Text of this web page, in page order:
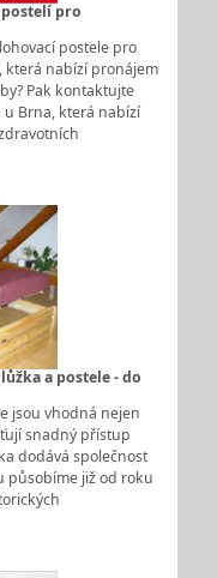
pro
postele pro
která nabízí pronájem
Pak kontaktujte
u Brna, která nabízí
a postele - do
jsou vhodná nejen
snadný přístup
dodává společnost
působíme již od roku